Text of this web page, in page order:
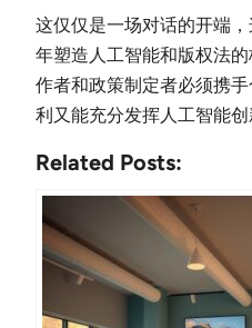
这仅仅是一场对话的开端
年塑造人工智能和版权法
作者和政策制定者必须携
利又能充分发挥人工智能创
Related Posts: